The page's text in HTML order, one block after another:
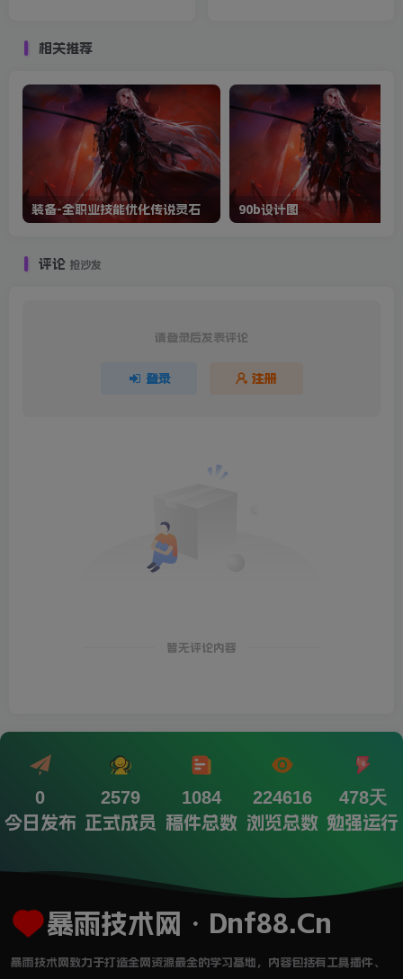
相关推荐
装备-全职业技能优化传说灵石 90b设计图
评论 抢沙发
请登录后发表评论
登录 注册
暂无评论内容
0
今日发布
2579
正式成员
1084
稿件总数
224616
浏览总数
478天
勉强运行
暴雨技术网・Dnf88.Cn
暴雨技术网致力于打造全网资源最全的学习基地，内容包括有工具插件、